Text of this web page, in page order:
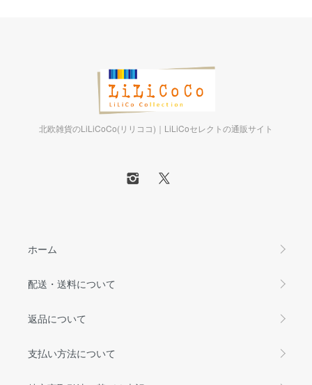
北欧雑貨のLiLiCoCo(リリココ)｜LiLiCoセレクトの通販サイト
ホーム
配送・送料について
返品について
支払い方法について